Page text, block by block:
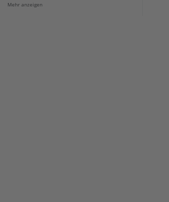
Mehr anzeigen